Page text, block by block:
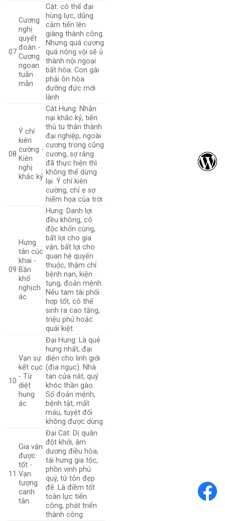
07
Cương
nghị
quyết
đoán -
Cương
ngoan
tuẫn
mẫn
Cát: có thế đại
hùng lực, dũng
cảm tiến lên
giàng thành công.
Nhưng quá cương
quá nóng vội sẽ ủ
thành nội ngoại
bất hòa. Con gái
phải ôn hòa
dưỡng đức mới
lành
08
Ý chí
kiên
cường -
Kiên
nghị
khắc kỷ
Cát Hung: Nhẫn
nại khắc kỷ, tiến
thủ tu thân thành
đại nghiệp, ngoài
cương trong cũng
cương, sợ rằng
đã thực hiện thì
không thể dừng
lại. Ý chí kiên
cường, chỉ e sợ
hiểm họa của trời
09
Hưng
tân cúc
khai -
Bần
khổ
nghịch
ác
Hung: Danh lợi
đều không, cô
độc khốn cùng,
bất lợi cho gia
vận, bất lợi cho
quan hệ quyến
thuộc, thậm chí
bệnh nạn, kiện
tụng, đoản mệnh.
Nếu tam tài phối
hợp tốt, có thể
sinh ra cao tăng,
triệu phú hoặc
quái kiệt
10
Vạn sự
kết cục
- Tử
diệt
hung
ác
Đại Hung: Là quẻ
hung nhất, đại
diện cho linh giới
(địa ngục). Nhà
tan cửa nát, quý
khóc thần gào.
Số đoản mệnh,
bệnh tật, mất
máu, tuyệt đối
không được dùng
11
Gia vận
được
tốt -
Vạn
tượng
canh
tân
Đại Cát: Dị quân
đột khởi, âm
dương điều hòa,
tái hưng gia tộc,
phồn vinh phú
quý, tử tôn đẹp
đẽ. Là điềm tốt
toàn lực tiến
công, phát triển
thành công